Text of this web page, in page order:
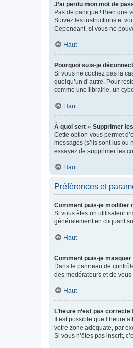
J’ai perdu mon mot de
Pas de panique ! Bien que
Suivez les instructions et
Cependant, si vous ne
Haut
Pourquoi suis-je
Si vous ne cochez pas la
quelqu’un d’autre. Pour
comme une librairie, un
Haut
À quoi sert « Supprimer
Cette option vous permet
messages (s’ils sont lus
essayez de supprimer les
Haut
Préférences et
Comment puis-je modifier
Si vous êtes un utilisateur
généralement en cliquant
Haut
Comment puis-je
Dans le panneau de
des modérateurs et de
Haut
L’heure n’est pas correcte !
Il est possible que l’heure
votre zone adéquate, par
Si vous n’êtes pas inscrit,